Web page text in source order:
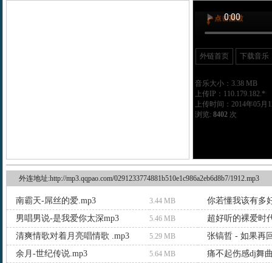
外链首页 下载音乐
音乐大小：3.38 MB
上传IP：110.179.182.*
上传时间：2014年05月
浏览: 8402次
外连地址:http://mp3.qqpao.com/0291233774881b510e1c986a2eb6d8b7/1912.mp3
南霸天-屌丝的爱.mp3 3.44 MB
你若懂我该有多
男唱男说-是我爱你太深mp3
5.46 MB
超好听的裸爱时
清爽情歌对着月亮唱情歌 .mp3
5.29 MB
张镐哲 - 如果再
余月-世纪传说.mp3
5.64 MB
痛不起伤感dj舞